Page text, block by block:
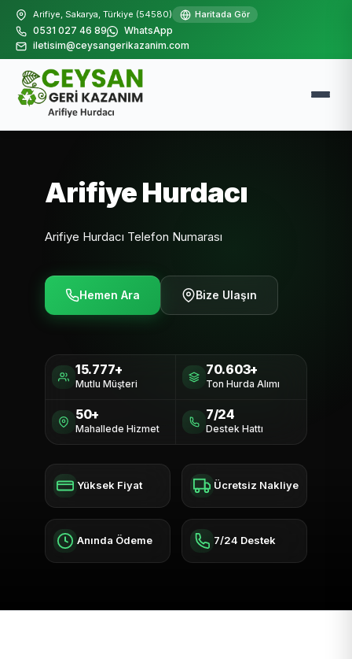
Arifiye, Sakarya, Türkiye (54580) Haritada Gör
0531 027 46 89
WhatsApp
iletisim@ceysangerikazanim.com
Arifiye Hurdacı
Arifiye Hurdacı Telefon Numarası
Hemen Ara Bize Ulaşın
15.777+
Mutlu Müşteri
70.603+
Ton Hurda Alımı
50+
Mahallede Hizmet
7/24
Destek Hattı
Yüksek Fiyat Ücretsiz Nakliye
Anında Ödeme 7/24 Destek